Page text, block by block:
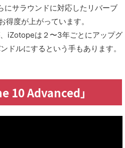
サラウンドに対応したリバーブ
度が上がっています。
iZotopeは２〜3年ごとにアップグ
ドルにするという手もあります。
10 Advanced」